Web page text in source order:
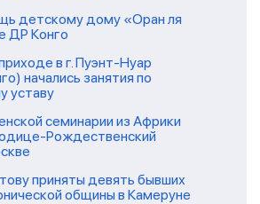
детскому дому «Оран ля
ДР Конго
в г. Пуэнт-Нуар
начались занятия по
уставу
семинарии из Африки
Рождественский
приняты девять бывших
общины в Камеруне